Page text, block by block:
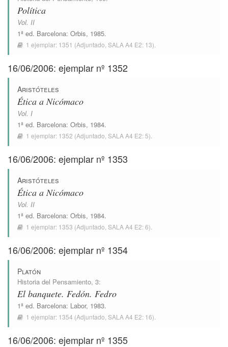
Política
Vol. II
1ª ed. Barcelona: Orbis, 1985.
1 ejemplar: 1351 (Adjuntado, SALA A4 E2: 13).
16/06/2006: ejemplar nº 1352
Aristóteles
Ética a Nicómaco
Vol. I
1ª ed. Barcelona: Orbis, 1984.
1 ejemplar: 1352 (Adjuntado, SALA A4 E2: 5).
16/06/2006: ejemplar nº 1353
Aristóteles
Ética a Nicómaco
Vol. II
1ª ed. Barcelona: Orbis, 1984.
1 ejemplar: 1353 (Adjuntado, SALA A4 E2: 6).
16/06/2006: ejemplar nº 1354
Platón
Historia del Pensamiento, 3:
El banquete. Fedón. Fedro
1ª ed. Barcelona: Labor, 1983.
1 ejemplar: 1354 (Adjuntado, SALA A4 E2: 16).
16/06/2006: ejemplar nº 1355